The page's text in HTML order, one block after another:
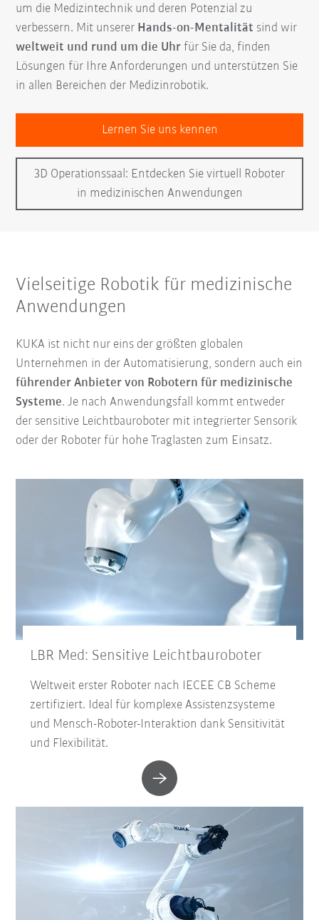
um die Medizintechnik und deren Potenzial zu
verbessern. Mit unserer Hands-on-Mentalität sind wir
weltweit und rund um die Uhr für Sie da, finden
Lösungen für Ihre Anforderungen und unterstützen Sie
in allen Bereichen der Medizinrobotik.
Lernen Sie uns kennen
3D Operationssaal: Entdecken Sie virtuell Roboter
in medizinischen Anwendungen
Vielseitige Robotik für medizinische
Anwendungen
KUKA ist nicht nur eins der größten globalen
Unternehmen in der Automatisierung, sondern auch ein
führender Anbieter von Robotern für medizinische
Systeme. Je nach Anwendungsfall kommt entweder
der sensitive Leichtbauroboter mit integrierter Sensorik
oder der Roboter für hohe Traglasten zum Einsatz.
LBR Med: Sensitive Leichtbauroboter
Weltweit erster Roboter nach IECEE CB Scheme
zertifiziert. Ideal für komplexe Assistenzsysteme
und Mensch-Roboter-Interaktion dank Sensitivität
und Flexibilität.